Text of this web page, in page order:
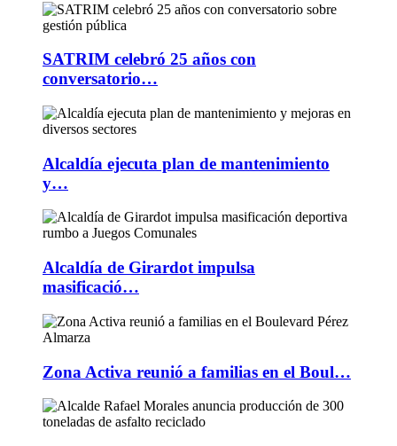
SATRIM celebró 25 años con
conversatorio…
Alcaldía ejecuta plan de mantenimiento
y…
Alcaldía de Girardot impulsa
masificació…
Zona Activa reunió a familias en el Boul…